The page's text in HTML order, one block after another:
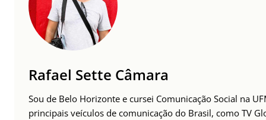
Rafael Sette Câmara
Sou de Belo Horizonte e cursei Comunicação Social na
principais veículos de comunicação do Brasil, como TV